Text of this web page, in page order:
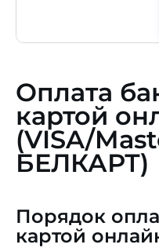
Оплата
картой
(VISA/
БЕЛКАРТ)
Порядок
картой